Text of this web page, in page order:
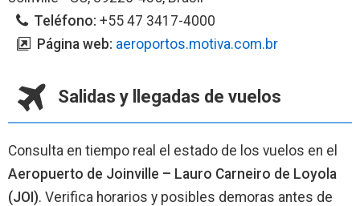
Teléfono: +55 47 3417-4000
Página web: aeroportos.motiva.com.br
Salidas y llegadas de vuelos
Consulta en tiempo real el estado de los vuelos en el
Aeropuerto de Joinville – Lauro Carneiro de Loyola
(JOI). Verifica horarios y posibles demoras antes de